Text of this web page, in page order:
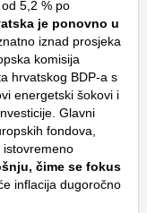
5,2 % po
je ponovno u
iznad prosjeka
komisija
hrvatskog BDP-a s
energetski šokovi i
Glavni
fondova,
istovremeno
čime se fokus
inflacija dugoročno